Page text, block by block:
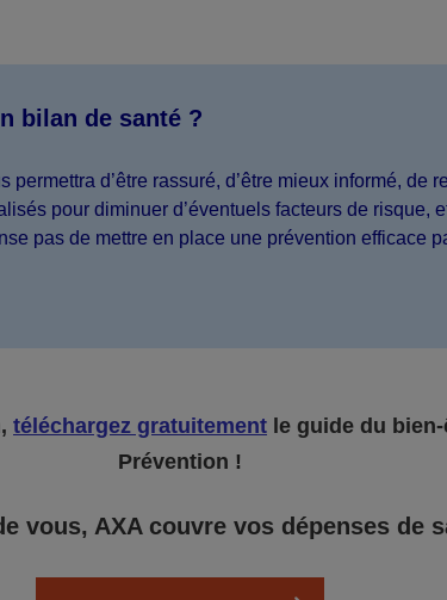
bilan de santé ?
permettra d’être rassuré, d’être mieux informé, de
pour diminuer d’éventuels facteurs de risque,
pas de mettre en place une prévention efficace
téléchargez gratuitement le guide du
Prévention !
vous, AXA couvre vos dépenses de